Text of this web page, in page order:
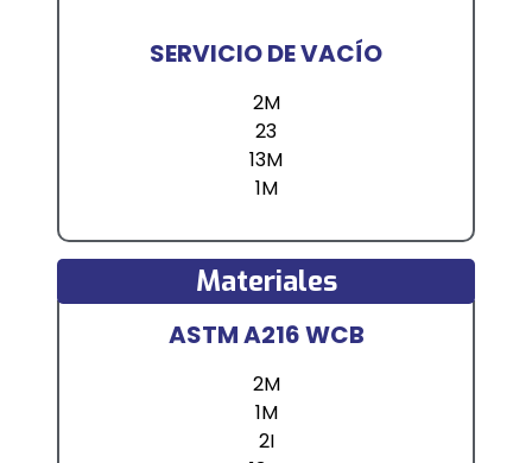
SERVICIO DE VACÍO
2M
23
13M
1M
Materiales
ASTM A216 WCB
2M
1M
2I